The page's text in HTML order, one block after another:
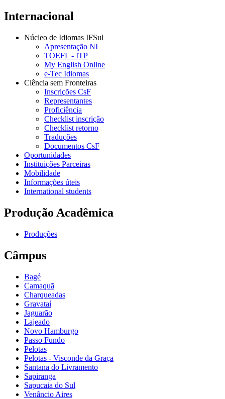
Internacional
Núcleo de Idiomas IFSul
Apresentação NI
TOEFL - ITP
My English Online
e-Tec Idiomas
Ciência sem Fronteiras
Inscrições CsF
Representantes
Proficiência
Checklist inscrição
Checklist retorno
Traduções
Documentos CsF
Oportunidades
Instituições Parceiras
Mobilidade
Informações úteis
International students
Produção Acadêmica
Produções
Câmpus
Bagé
Camaquã
Charqueadas
Gravataí
Jaguarão
Lajeado
Novo Hamburgo
Passo Fundo
Pelotas
Pelotas - Visconde da Graça
Santana do Livramento
Sapiranga
Sapucaia do Sul
Venâncio Aires